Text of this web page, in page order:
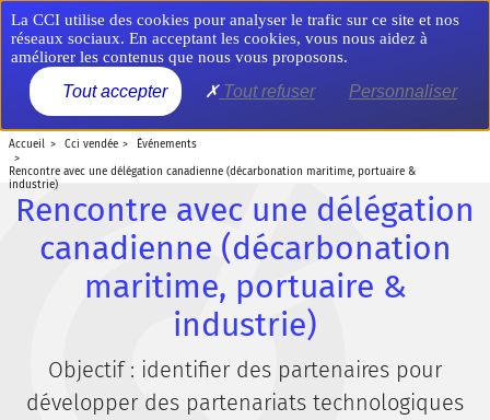
Aller
au
contenu
principal
MENU
accueil cci vendée événements
rencontre avec une délégation canadienne (décarbonation maritime, portuaire &
industrie)
Rencontre avec une délégation
canadienne (décarbonation
maritime, portuaire &
industrie)
Objectif : identifier des partenaires pour
développer des partenariats technologiques
Panneau de gestion des cookies
La CCI utilise des cookies pour analyser le trafic sur ce site et nos
réseaux sociaux. En acceptant les cookies, vous nous aidez à
améliorer les contenus que nous vous proposons.
Tout accepter Tout refuser Personnaliser